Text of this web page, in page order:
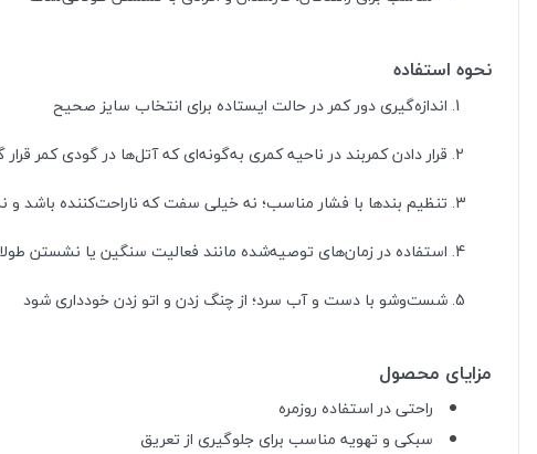
نحوه استفاده
اندازه‌گیری دور کمر در حالت ایستاده برای انتخاب سایز صحیح
قرار دادن کمربند در ناحیه کمری به‌گونه‌ای که آتل‌ها در گودی کمر قرار
تنظیم بندها با فشار مناسب؛ نه خیلی سفت که ناراحت‌کننده باشد و
استفاده در زمان‌های توصیه‌شده مانند فعالیت سنگین یا نشستن
شست‌وشو با دست و آب سرد؛ از چنگ زدن و اتو زدن خودداری شود
مزایای محصول
راحتی در استفاده روزمره
سبکی و تهویه مناسب برای جلوگیری از تعریق